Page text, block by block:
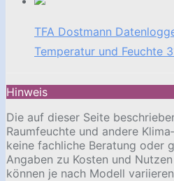
TFA Dostmann
Temperatur und Feuchte
Hinweis
Die auf dieser Seite
Raumfeuchte und andere
keine fachliche Beratung oder
Angaben zu Kosten und
können je nach Modell